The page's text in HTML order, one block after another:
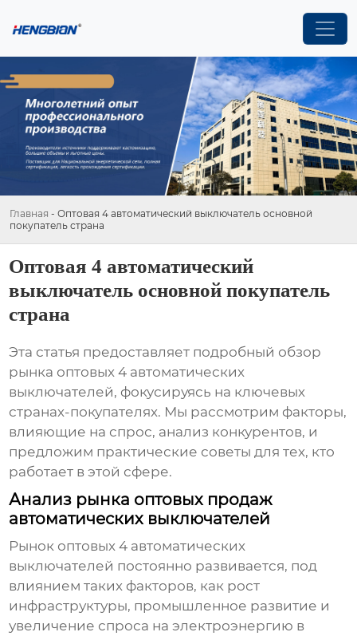
Главная - Оптовая 4 автоматический выключатель основной
покупатель страна
Оптовая 4 автоматический
выключатель основной покупатель
страна
Эта статья предоставляет подробный обзор
рынка оптовых 4 автоматических
выключателей, фокусируясь на ключевых
странах-покупателях. Мы рассмотрим факторы,
влияющие на спрос, анализ конкурентов, и
предложим практические советы для тех, кто
работает в этой сфере.
Анализ рынка оптовых продаж
автоматических выключателей
Рынок оптовых 4 автоматических
выключателей постоянно развивается, под
влиянием таких факторов, как рост
инфраструктуры, промышленное развитие и
увеличение спроса на электроэнергию в